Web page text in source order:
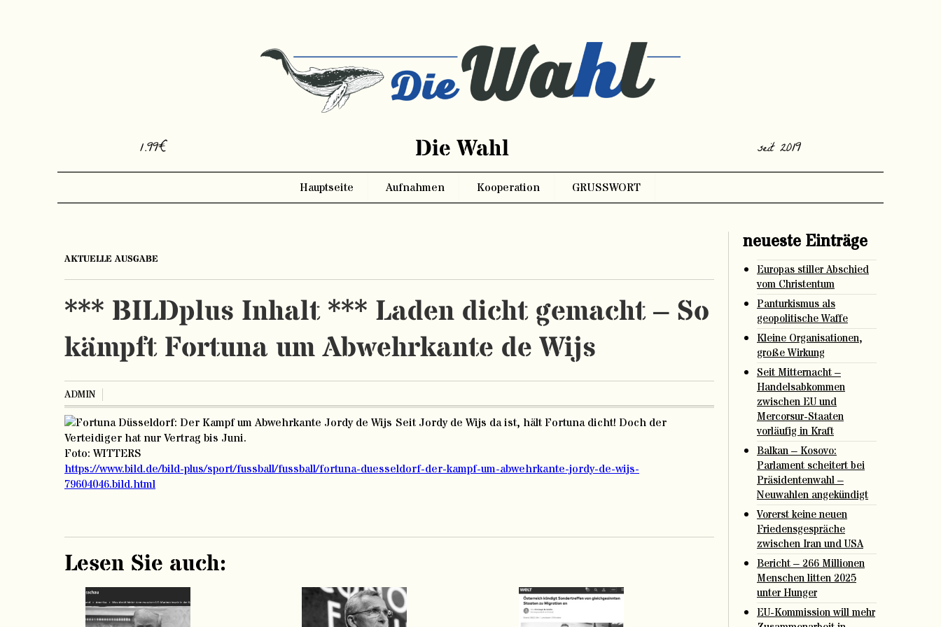
1.99€ Die Wahl seit 2019
Hauptseite Aufnahmen Kooperation GRUSSWORT
AKTUELLE AUSGABE
*** BILDplus Inhalt *** Laden dicht gemacht – So
kämpft Fortuna um Abwehrkante de Wijs
ADMIN
Seit Jordy de Wijs da ist, hält Fortuna dicht! Doch der
Verteidiger hat nur Vertrag bis Juni.
Foto: WITTERS
https://www.bild.de/bild-plus/sport/fussball/fussball/fortuna-duesseldorf-der-kampf-um-abwehrkante-jordy-de-wijs-
79604046.bild.html
Lesen Sie auch:
neueste Einträge
Europas stiller Abschied
vom Christentum
Panturkismus als
geopolitische Waffe
Kleine Organisationen,
große Wirkung
Seit Mitternacht –
Handelsabkommen
zwischen EU und
Mercorsur-Staaten
vorläufig in Kraft
Balkan – Kosovo:
Parlament scheitert bei
Präsidentenwahl –
Neuwahlen angekündigt
Vorerst keine neuen
Friedensgespräche
zwischen Iran und USA
Bericht – 266 Millionen
Menschen litten 2025
unter Hunger
EU-Kommission will mehr